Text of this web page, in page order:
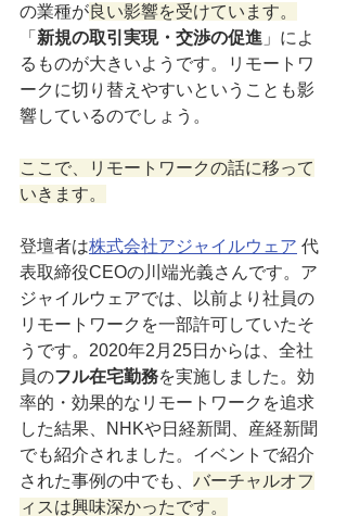
の業種が良い影響を受けています。
「 新規の取引実現・交渉の促進 」によ
るものが大きいようです。リモートワ
ークに切り替えやすいということも影
響しているのでしょう。
ここで、リモートワークの話に移って
いきます。
登壇者は株式会社アジャイルウェア 代
表取締役CEOの川端光義さんです。ア
ジャイルウェアでは、以前より社員の
リモートワークを一部許可していたそ
うです。2020年2月25日からは、全社
員のフル在宅勤務を実施しました。効
率的・効果的なリモートワークを追求
した結果、NHKや日経新聞、産経新聞
でも紹介されました。イベントで紹介
された事例の中でも、 バーチャルオフ
ィスは興味深かったです。